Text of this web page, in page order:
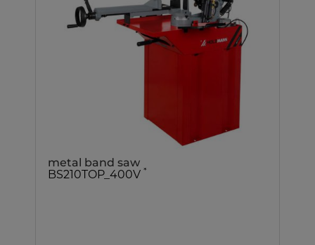
metal band saw
BS210TOP_400V *